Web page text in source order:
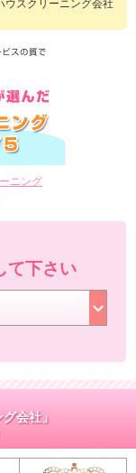
ウスクリーニング会社
ニング
て下さい
会社」